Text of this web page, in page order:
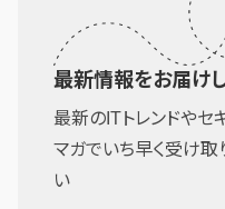
最新情報をお届けし
最新のITトレンドやセ
マガでいち早く受け取
い